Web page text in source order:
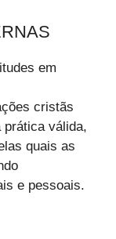
em
cristãs
prática válida,
quais as
e pessoais.